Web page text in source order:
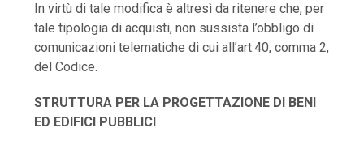
In virtù di tale modifica è altresì da ritenere che, per
tale tipologia di acquisti, non sussista l’obbligo di
comunicazioni telematiche di cui all’art.40, comma 2,
del Codice.
STRUTTURA PER LA PROGETTAZIONE DI BENI
ED EDIFICI PUBBLICI